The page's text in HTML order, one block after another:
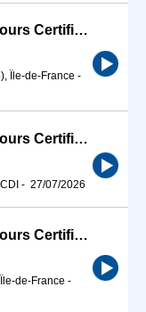
Directeur de Supermarché - Parcours Certifiant (H/F)
Île-de-France -
Directeur de Supermarché - Parcours Certifiant (H/F)
CDI - 27/07/2026
Directeur de Supermarché - Parcours Certifiant (H/F)
de-France -